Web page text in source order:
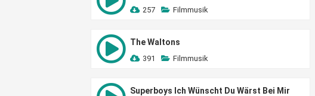
257 Filmmusik
The Waltons
391 Filmmusik
Superboys Ich Wünscht Du Wärst Bei Mir